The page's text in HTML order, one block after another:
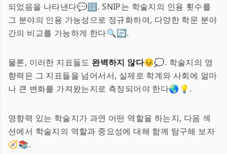
되었음을 나타낸다💬🔢. SNIP는 학술지의 인용 횟수를
그 분야의 인용 가능성으로 정규화하여, 다양한 학문 분야
간의 비교를 가능하게 한다🔍🔄.
물론, 이러한 지표들도 완벽하지 않다😣💭. 학술지의 영
향력은 그 지표들을 넘어서서, 실제로 학계와 사회에 얼마
나 큰 변화를 가져왔는지로 측정되어야 한다🌏💡.
영향력 있는 학술지가 과연 어떤 역할을 하는지, 다음 섹
션에서 학술지의 역할과 중요성에 대해 함께 탐구해 보자
🧭📚.